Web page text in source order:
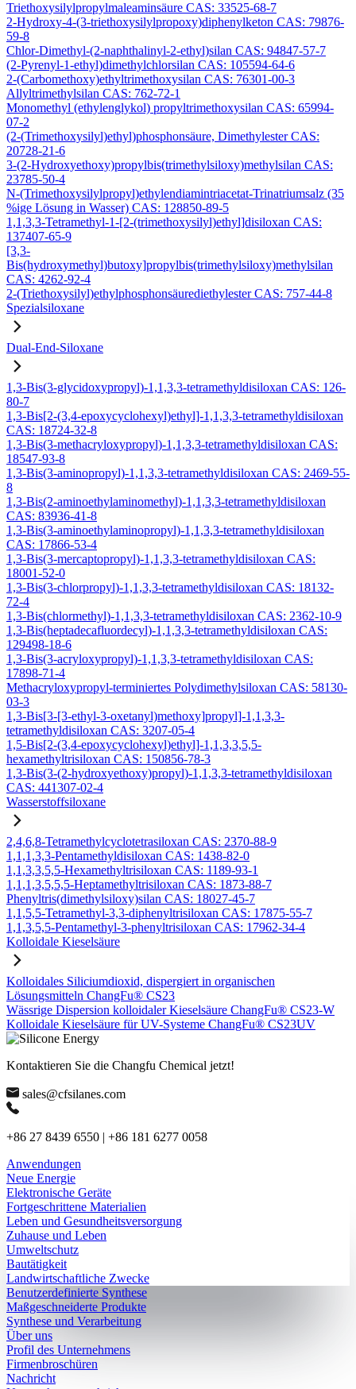
Triethoxysilylpropylmaleaminsäure CAS: 33525-68-7
2-Hydroxy-4-(3-triethoxysilylpropoxy)diphenylketon CAS: 79876-
59-8
Chlor-Dimethyl-(2-naphthalinyl-2-ethyl)silan CAS: 94847-57-7
(2-Pyrenyl-1-ethyl)dimethylchlorsilan CAS: 105594-64-6
2-(Carbomethoxy)ethyltrimethoxysilan CAS: 76301-00-3
Allyltrimethylsilan CAS: 762-72-1
Monomethyl (ethylenglykol) propyltrimethoxysilan CAS: 65994-
07-2
(2-(Trimethoxysilyl)ethyl)phosphonsäure, Dimethylester CAS:
20728-21-6
3-(2-Hydroxyethoxy)propylbis(trimethylsiloxy)methylsilan CAS:
23785-50-4
N-(Trimethoxysilylpropyl)ethylendiamintriacetat-Trinatriumsalz (35
%ige Lösung in Wasser) CAS: 128850-89-5
1,1,3,3-Tetramethyl-1-[2-(trimethoxysilyl)ethyl]disiloxan CAS:
137407-65-9
[3,3-
Bis(hydroxymethyl)butoxy]propylbis(trimethylsiloxy)methylsilan
CAS: 4262-92-4
2-(Triethoxysilyl)ethylphosphonsäurediethylester CAS: 757-44-8
Spezialsiloxane
Dual-End-Siloxane
1,3-Bis(3-glycidoxypropyl)-1,1,3,3-tetramethyldisiloxan CAS: 126-
80-7
1,3-Bis[2-(3,4-epoxycyclohexyl)ethyl]-1,1,3,3-tetramethyldisiloxan
CAS: 18724-32-8
1,3-Bis(3-methacryloxypropyl)-1,1,3,3-tetramethyldisiloxan CAS:
18547-93-8
1,3-Bis(3-aminopropyl)-1,1,3,3-tetramethyldisiloxan CAS: 2469-55-
8
1,3-Bis(2-aminoethylaminomethyl)-1,1,3,3-tetramethyldisiloxan
CAS: 83936-41-8
1,3-Bis(3-aminoethylaminopropyl)-1,1,3,3-tetramethyldisiloxan
CAS: 17866-53-4
1,3-Bis(3-mercaptopropyl)-1,1,3,3-tetramethyldisiloxan CAS:
18001-52-0
1,3-Bis(3-chlorpropyl)-1,1,3,3-tetramethyldisiloxan CAS: 18132-
72-4
1,3-Bis(chlormethyl)-1,1,3,3-tetramethyldisiloxan CAS: 2362-10-9
1,3-Bis(heptadecafluordecyl)-1,1,3,3-tetramethyldisiloxan CAS:
129498-18-6
1,3-Bis(3-acryloxypropyl)-1,1,3,3-tetramethyldisiloxan CAS:
17898-71-4
Methacryloxypropyl-terminiertes Polydimethylsiloxan CAS: 58130-
03-3
1,3-Bis[3-[3-ethyl-3-oxetanyl)methoxy]propyl]-1,1,3,3-
tetramethyldisiloxan CAS: 3207-05-4
1,5-Bis[2-(3,4-epoxycyclohexyl)ethyl]-1,1,3,3,5,5-
hexamethyltrisiloxan CAS: 150856-78-3
1,3-Bis(3-(2-hydroxyethoxy)propyl)-1,1,3,3-tetramethyldisiloxan
CAS: 441307-02-4
Wasserstoffsiloxane
2,4,6,8-Tetramethylcyclotetrasiloxan CAS: 2370-88-9
1,1,1,3,3-Pentamethyldisiloxan CAS: 1438-82-0
1,1,3,3,5,5-Hexamethyltrisiloxan CAS: 1189-93-1
1,1,1,3,5,5,5-Heptamethyltrisiloxan CAS: 1873-88-7
Phenyltris(dimethylsiloxy)silan CAS: 18027-45-7
1,1,5,5-Tetramethyl-3,3-diphenyltrisiloxan CAS: 17875-55-7
1,1,3,5,5-Pentamethyl-3-phenyltrisiloxan CAS: 17962-34-4
Kolloidale Kieselsäure
Kolloidales Siliciumdioxid, dispergiert in organischen
Lösungsmitteln ChangFu® CS23
Wässrige Dispersion kolloidaler Kieselsäure ChangFu® CS23-W
Kolloidale Kieselsäure für UV-Systeme ChangFu® CS23UV
Kontaktieren Sie die Changfu Chemical jetzt!
sales@cfsilanes.com
+86 27 8439 6550 | +86 181 6277 0058
Anwendungen
Neue Energie
Elektronische Geräte
Fortgeschrittene Materialien
Leben und Gesundheitsversorgung
Zuhause und Leben
Umweltschutz
Bautätigkeit
Landwirtschaftliche Zwecke
Benutzerdefinierte Synthese
Maßgeschneiderte Produkte
Synthese und Verarbeitung
Über uns
Profil des Unternehmens
Firmenbroschüren
Nachricht